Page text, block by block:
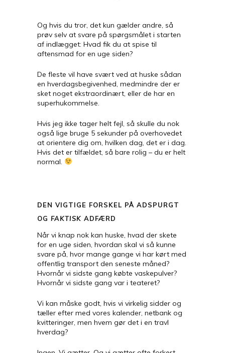
Og hvis du tror, det kun gælder andre, så
prøv selv at svare på spørgsmålet i starten
af indlægget: Hvad fik du at spise til
aftensmad for en uge siden?
De fleste vil have svært ved at huske sådan
en hverdagsbegivenhed, medmindre der er
sket noget ekstraordinært, eller de har en
superhukommelse.
Hvis jeg ikke tager helt fejl, så skulle du nok
også lige bruge 5 sekunder på overhovedet
at orientere dig om, hvilken dag, det er i dag.
Hvis det er tilfældet, så bare rolig – du er helt
normal.
DEN VIGTIGE FORSKEL PÅ ADSPURGT
OG FAKTISK ADFÆRD
Når vi knap nok kan huske, hvad der skete
for en uge siden, hvordan skal vi så kunne
svare på, hvor mange gange vi har kørt med
offentlig transport den seneste måned?
Hvornår vi sidste gang købte vaskepulver?
Hvornår vi sidste gang var i teateret?
Vi kan måske godt, hvis vi virkelig sidder og
tæller efter med vores kalender, netbank og
kvitteringer, men hvem gør det i en travl
hverdag?